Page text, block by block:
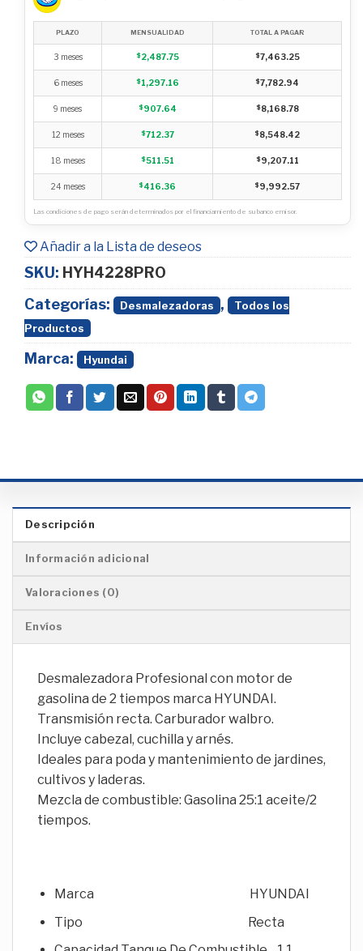
PLAZO MENSUALIDAD TOTAL A PAGAR
3 meses $2,487.75 $7,463.25
6 meses $1,297.16 $7,782.94
9 meses $907.64 $8,168.78
12 meses $712.37 $8,548.42
18 meses $511.51 $9,207.11
24 meses $416.36 $9,992.57
Las condiciones de pago serán determinados por el financiamiento de su banco emisor.
Añadir a la Lista de deseos
SKU: HYH4228PRO
Categorías:
Desmalezadoras ,
Todos los
Productos
Marca: Hyundai
Descripción
Información adicional
Valoraciones (0)
Envíos
Desmalezadora Profesional con motor de
gasolina de 2 tiempos marca HYUNDAI.
Transmisión recta. Carburador walbro.
Incluye cabezal, cuchilla y arnés.
Ideales para poda y mantenimiento de jardines,
cultivos y laderas.
Mezcla de combustible: Gasolina 25:1 aceite/2
tiempos.
Marca HYUNDAI
Tipo Recta